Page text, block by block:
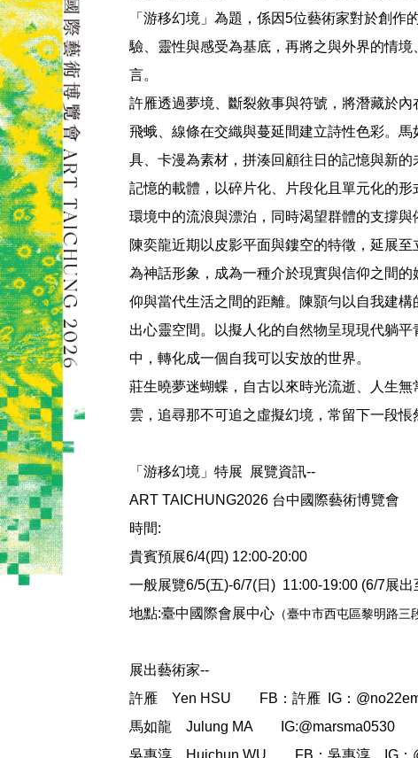
「游移幻境」為題，係因5位藝術家對於創
驗、靈性與感受為基底，再將之與外界的情
言。
許雁透過夢境、斷裂敘事與符號，將潛藏於
飛蛾、線條在交織與蔓延間建立詩性色彩。
具、卡漫為素材，拼湊回顧往日的記憶與新
記憶的載體，以碎片化、片段化且單元化的
環境中的流浪與漂泊，同時渴望群體的支撐與
陳奕龍近期以皮影平面與鏤空的特徵，延展
為神話形象，成為一種介於現實與信仰之間
仰與當代生活之間的距離。陳顥勻以自我建
出心靈空間。以擬人化的自然物呈現現代躺
中，轉化成一個自我可以安放的世界。
莊生曉夢迷蝴蝶，自古以來時光流逝、人生
雲，追尋那不可追之虛擬幻境，常留下一段悵
「游移幻境」特展 展覽資訊--
ART TAICHUNG2026 台中國際藝術博覽會
時間:
貴賓預展6/4(四) 12:00-20:00
一般展覽6/5(五)-6/7(日) 11:00-19:00 (6/7展出
地點:臺中國際會展中心（臺中市西屯區黎明路三
展出藝術家--
許雁
Yen HSU FB：許雁 IG：
馬如龍
Julung MA IG:@marsma0530
吳惠淳
Huichun WU FB：吳惠淳 IG：